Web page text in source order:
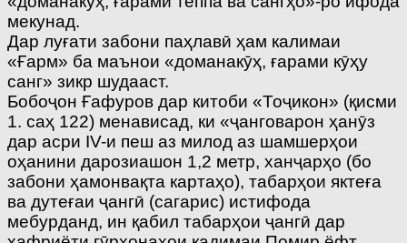
мекунад.
Дар луғати забони паҳлавӣ ҳам калимаи
«Ғарм» ба маънои «доманакӯҳ, ғарами кӯҳу
санг» зикр шудааст.
Бобоҷон Ғафуров дар китоби «Тоҷикон» (қисми
1. саҳ 122) менависад, ки «ҷанговарон ҳанӯз
дар асри IV-и пеш аз милод аз шамшерҳои
оҳанини дарозиашон 1,2 метр, ханҷарҳо (бо
забони ҳамонвақта картаҳо), табарҳои яктеға
ва дутеғаи ҷангӣ (сагарис) истифода
мебурданд, ин қабил табарҳои ҷангӣ дар